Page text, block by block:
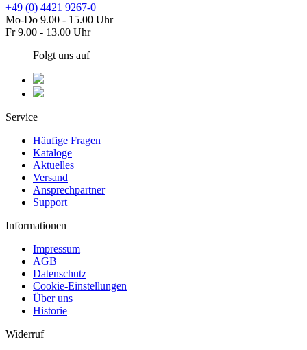
+49 (0) 4421 9267-0
Mo-Do 9.00 - 15.00 Uhr
Fr 9.00 - 13.00 Uhr
Folgt uns auf
Service
Häufige Fragen
Kataloge
Aktuelles
Versand
Ansprechpartner
Support
Informationen
Impressum
AGB
Datenschutz
Cookie-Einstellungen
Über uns
Historie
Widerruf